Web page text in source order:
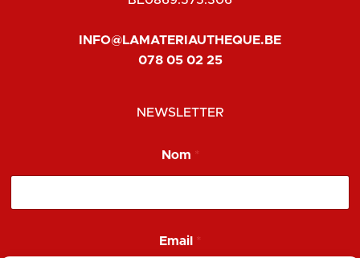
INFO@LAMATERIAUTHEQUE.BE
078 05 02 25
NEWSLETTER
o
m
a
Nom *
Email *